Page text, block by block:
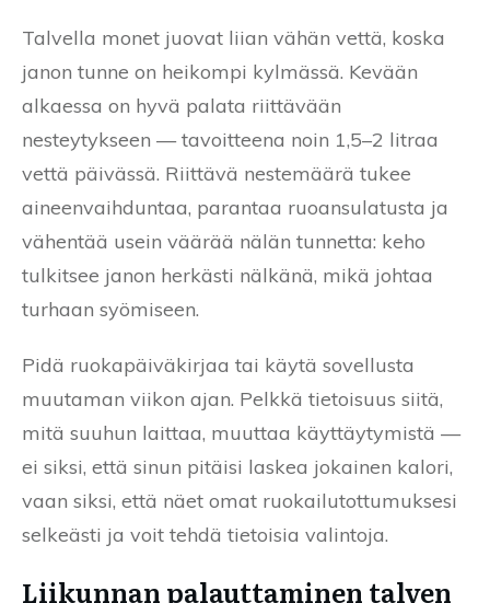
Talvella monet juovat liian vähän vettä, koska
janon tunne on heikompi kylmässä. Kevään
alkaessa on hyvä palata riittävään
nesteytykseen — tavoitteena noin 1,5–2 litraa
vettä päivässä. Riittävä nestemäärä tukee
aineenvaihduntaa, parantaa ruoansulatusta ja
vähentää usein väärää nälän tunnetta: keho
tulkitsee janon herkästi nälkänä, mikä johtaa
turhaan syömiseen.
Pidä ruokapäiväkirjaa tai käytä sovellusta
muutaman viikon ajan. Pelkkä tietoisuus siitä,
mitä suuhun laittaa, muuttaa käyttäytymistä —
ei siksi, että sinun pitäisi laskea jokainen kalori,
vaan siksi, että näet omat ruokailutottumuksesi
selkeästi ja voit tehdä tietoisia valintoja.
Liikunnan palauttaminen talven